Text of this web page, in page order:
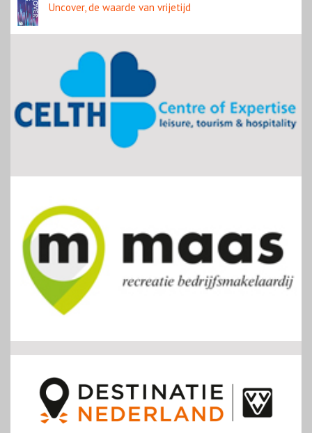
Uncover, de waarde van vrijetijd